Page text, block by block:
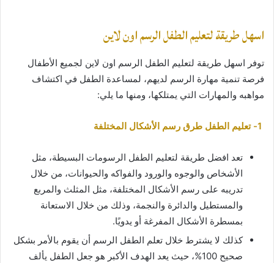
اسهل طريقة لتعليم الطفل الرسم اون لاين
توفر اسهل طريقة لتعليم الطفل الرسم اون لاين لجميع الأطفال
فرصة تنمية مهارة الرسم لديهم، لمساعدة الطفل في اكتشاف
مواهبه والمهارات التي يمتلكها، ومنها ما يلي:
1- تعليم الطفل طرق رسم الأشكال المختلفة
تعد افضل طريقة لتعليم الطفل الرسومات البسيطة، مثل
الأشخاص والوجوه والورود والفواكه والحيوانات، من خلال
تدريبه على رسم الأشكال المختلفة، مثل المثلث والمربع
والمستطيل والدائرة والنجمة، وذلك من خلال الاستعانة
بمسطرة الأشكال المفرغة أو يدويًا.
كذلك لا يشترط خلال تعلم الطفل الرسم أن يقوم بالأمر بشكل
صحيح 100%، حيث يعد الهدف الأكبر هو جعل الطفل يألف